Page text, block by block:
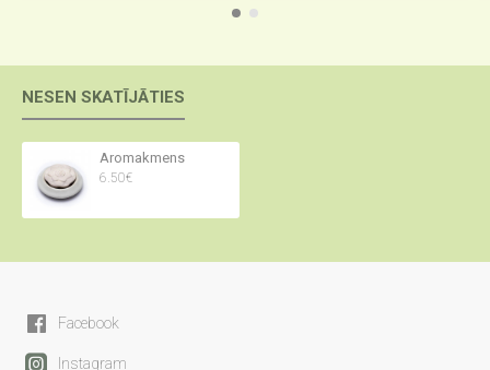
NESEN SKATĪJĀTIES
Aromakmens
6.50€
Facebook
Instagram